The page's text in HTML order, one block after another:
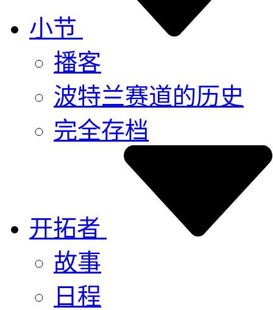
小节
播客
波特兰赛道的历史
完全存档
开拓者
故事
日程